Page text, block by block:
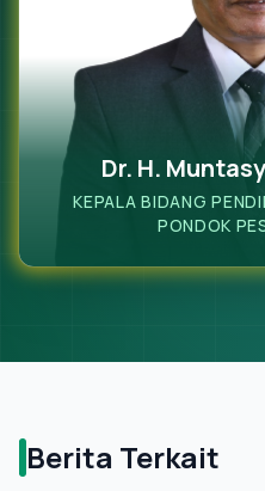
Dr. H.
KEPALA BIDANG
PONDOK
Berita Terkait